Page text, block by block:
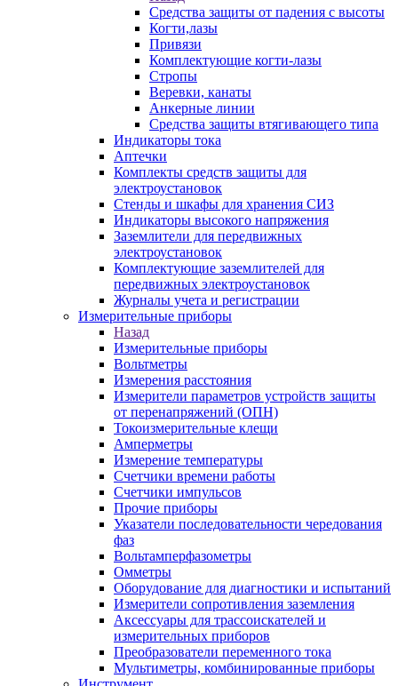
Средства защиты от падения с высоты
Когти,лазы
Привязи
Комплектующие когти-лазы
Стропы
Веревки, канаты
Анкерные линии
Средства защиты втягивающего типа
Индикаторы тока
Аптечки
Комплекты средств защиты для
электроустановок
Стенды и шкафы для хранения СИЗ
Индикаторы высокого напряжения
Заземлители для передвижных
электроустановок
Комплектующие заземлителей для
передвижных электроустановок
Журналы учета и регистрации
Измерительные приборы
Назад
Измерительные приборы
Вольтметры
Измерения расстояния
Измерители параметров устройств защиты
от перенапряжений (ОПН)
Токоизмерительные клещи
Амперметры
Измерение температуры
Счетчики времени работы
Счетчики импульсов
Прочие приборы
Указатели последовательности чередования
фаз
Вольтамперфазометры
Омметры
Оборудование для диагностики и испытаний
Измерители сопротивления заземления
Аксессуары для трассоискателей и
измерительных приборов
Преобразователи переменного тока
Мультиметры, комбинированные приборы